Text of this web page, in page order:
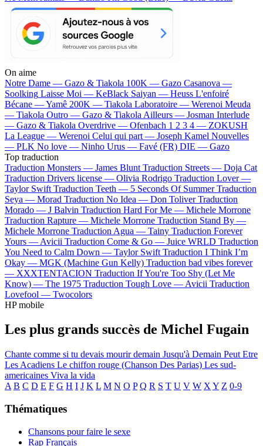
On aime
Notre Dame — Gazo & Tiakola 100K — Gazo Casanova —
Soolking Laisse Moi — KeBlack Saiyan — Heuss L'enfoiré
Bécane —Yamê 200K — Tiakola Laboratoire — Werenoi Meuda
— Tiakola Outro — Gazo & Tiakola Ailleurs — Josman Interlude
— Gazo & Tiakola Overdrive — Ofenbach 1 2 3 4 — ZOKUSH
La League — Werenoi Celui qui part — Joseph Kamel Nouvelles
— PLK No love — Ninho Urus — Favé (FR) DIE — Gazo
Top traduction
Traduction Monsters — James Blunt Traduction Streets — Doja Cat
Traduction Drivers license — Olivia Rodrigo Traduction Lover —
Taylor Swift Traduction Teeth — 5 Seconds Of Summer Traduction
Seya — Morad Traduction No Idea — Don Toliver Traduction
Morado — J Balvin Traduction Hard For Me — Michele Morrone
Traduction Rapture — Michele Morrone Traduction Stand By —
Michele Morrone Traduction Agua — Tainy Traduction Forever
Yours — Avicii Traduction Come & Go — Juice WRLD Traduction
You Need to Calm Down — Taylor Swift Traduction I Think I’m
Okay — MGK (Machine Gun Kelly) Traduction bad vibes forever
— XXXTENTACION Traduction If You're Too Shy (Let Me
Know) — The 1975 Traduction Tough Love — Avicii Traduction
Lovefool — Twocolors
HP mobile
Les plus grands succès de Michel Fugain
Chante comme si tu devais mourir demain Jusqu'à Demain Peut Etre
Les Acadiens Le chiffon rouge (Chanson Des Parias) Les sud-
americaines Viva la vida
A B C D E F G H I J K L M N O P Q R S T U V W X Y Z 0-9
Thématiques
Chansons pour faire le sexe
Rap Français